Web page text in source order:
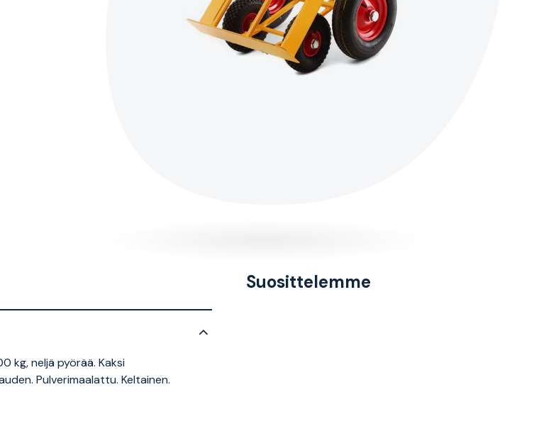
kg, neljä pyörää. Kaksi
Pulverimaalattu. Keltainen.
Suosittelemme